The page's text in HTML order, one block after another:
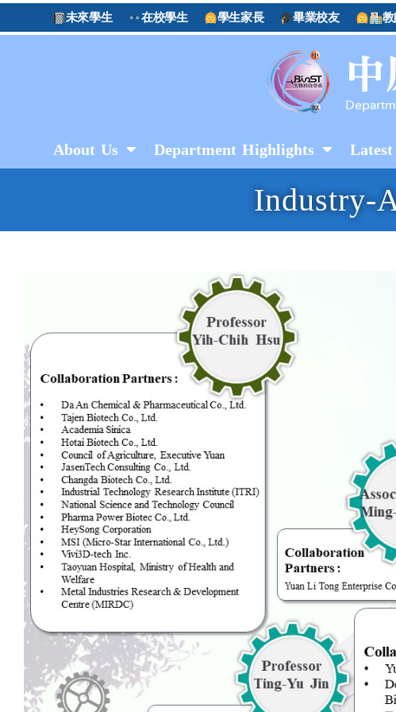
未來學生 在校學生 學生家長 畢業校友
About Us Department Highlights Latest
Industry-